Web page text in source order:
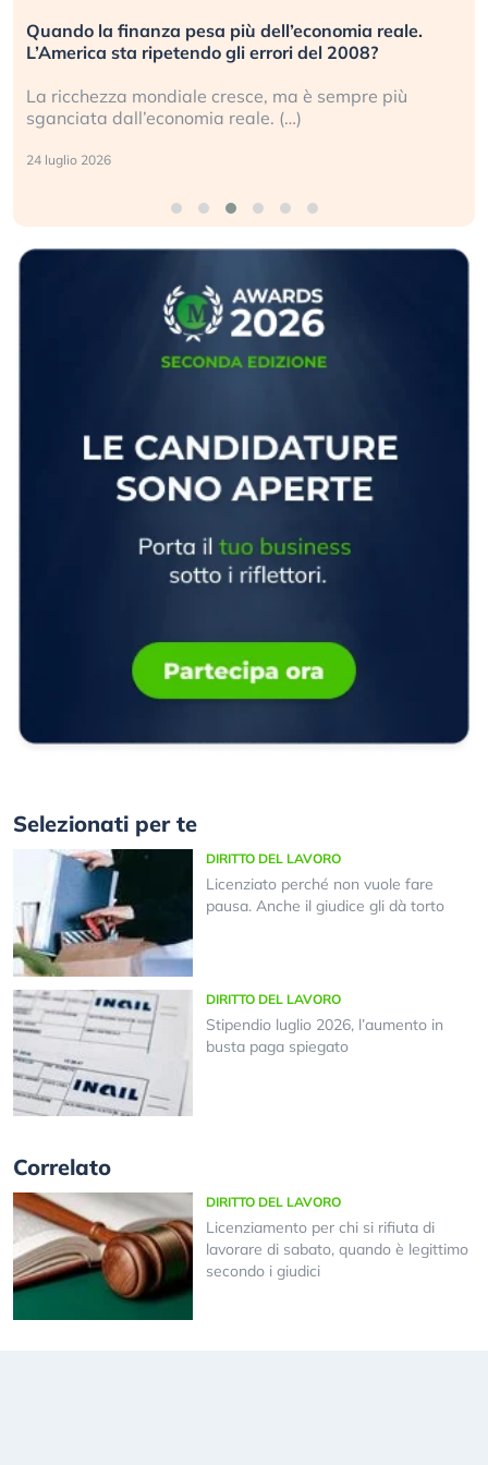
Quando la finanza pesa più dell’economia reale.
L’America sta ripetendo gli errori del 2008?
La ricchezza mondiale cresce, ma è sempre più
sganciata dall’economia reale. (…)
24 luglio 2026
Selezionati per te
DIRITTO DEL LAVORO
Licenziato perché non vuole fare
pausa. Anche il giudice gli dà torto
DIRITTO DEL LAVORO
Stipendio luglio 2026, l’aumento in
busta paga spiegato
Correlato
DIRITTO DEL LAVORO
Licenziamento per chi si rifiuta di
lavorare di sabato, quando è legittimo
secondo i giudici